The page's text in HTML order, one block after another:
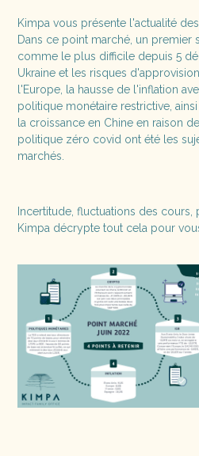
Kimpa vous présente l'actualité
Dans ce point marché, un premier
comme le plus difficile depuis 5
Ukraine et les risques
l'Europe, la hausse de l'inflation
politique monétaire restrictive,
la croissance en Chine en raison
politique zéro covid ont été les
marchés.
Incertitude, fluctuations des cours,
Kimpa décrypte tout cela pour